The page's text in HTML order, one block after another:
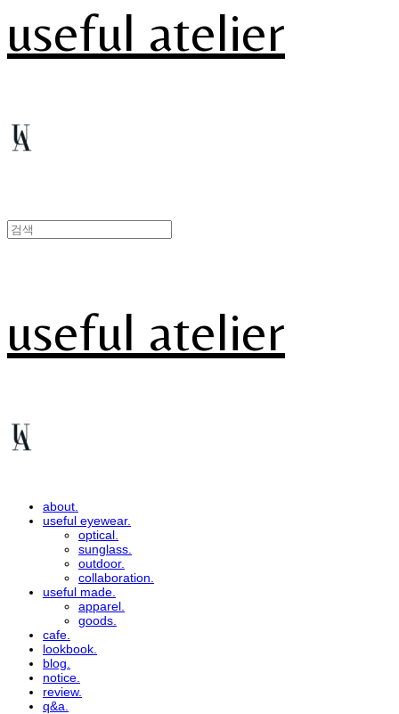
useful atelier
useful atelier
about.
useful eyewear.
optical.
sunglass.
outdoor.
collaboration.
useful made.
apparel.
goods.
cafe.
lookbook.
blog.
notice.
review.
q&a.